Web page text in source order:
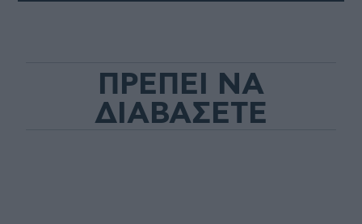
ΠΡΕΠΕΙ ΝΑ
ΔΙΑΒΑΣΕΤΕ